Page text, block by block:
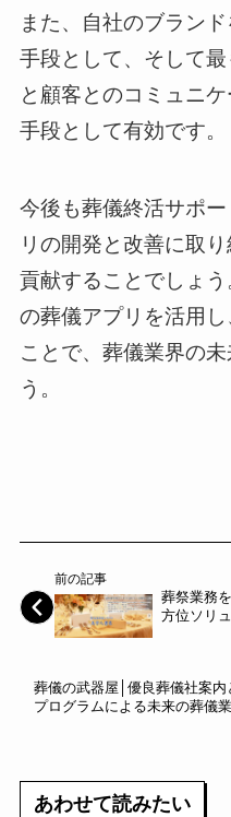
また、自社のブラン
手段として、そして
と顧客とのコミュニ
手段として有効です。
今後も葬儀終活サポ
リの開発と改善に取
貢献することでしょ
の葬儀アプリを活用
ことで、葬儀業界の
う。
前の記事
葬祭業務
方位ソリ
葬儀の武器屋│優良葬儀社案
プログラムによる未来の葬儀
あわせて読みたい